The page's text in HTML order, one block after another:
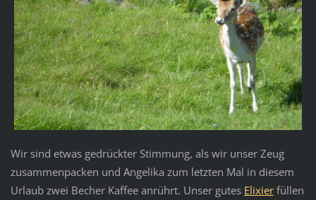
Wir sind etwas gedrückter Stimmung, als wir unser Zeug
zusammenpacken und Angelika zum letzten Mal in diesem
Urlaub zwei Becher Kaffee anrührt. Unser gutes Elixierfüllen